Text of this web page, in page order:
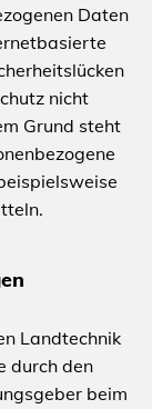
Daten
nicht
Grund steht
Landtechnik
durch den
beim